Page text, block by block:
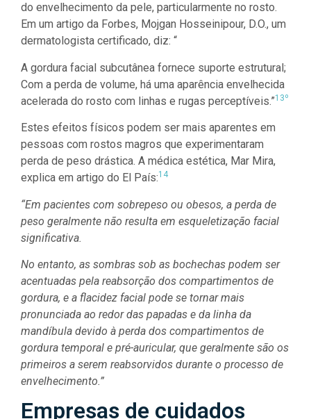
do envelhecimento da pele, particularmente no rosto.
Em um artigo da Forbes, Mojgan Hosseinipour, D.O., um
dermatologista certificado, diz: “
A gordura facial subcutânea fornece suporte estrutural;
Com a perda de volume, há uma aparência envelhecida
acelerada do rosto com linhas e rugas perceptíveis.”13º
Estes efeitos físicos podem ser mais aparentes em
pessoas com rostos magros que experimentaram
perda de peso drástica. A médica estética, Mar Mira,
explica em artigo do El País:14
“Em pacientes com sobrepeso ou obesos, a perda de
peso geralmente não resulta em esqueletização facial
significativa.
No entanto, as sombras sob as bochechas podem ser
acentuadas pela reabsorção dos compartimentos de
gordura, e a flacidez facial pode se tornar mais
pronunciada ao redor das papadas e da linha da
mandíbula devido à perda dos compartimentos de
gordura temporal e pré-auricular, que geralmente são os
primeiros a serem reabsorvidos durante o processo de
envelhecimento.”
Empresas de cuidados